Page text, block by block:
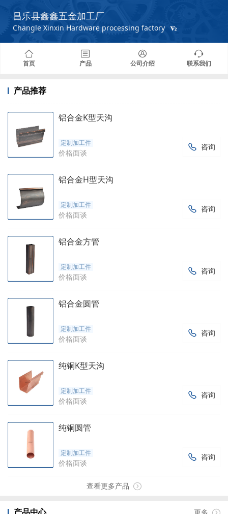
昌乐县鑫鑫五金加工厂
Changle Xinxin Hardware processing factory
首页 产品 公司介绍 联系我们
产品推荐
铝合金K型天沟
 咨询
定制加工件
价格面谈
铝合金H型天沟
 咨询
定制加工件
价格面谈
铝合金方管
 咨询
定制加工件
价格面谈
铝合金圆管
 咨询
定制加工件
价格面谈
纯铜K型天沟
 咨询
定制加工件
价格面谈
纯铜圆管
 咨询
定制加工件
价格面谈
查看更多产品